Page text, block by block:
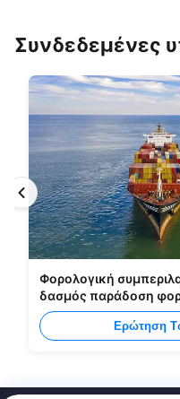
Συνδεδεμένες
Φορολογική
δασμός παράδοση
στέλνοντας όλους
συσκευασιώνΕρώτηση